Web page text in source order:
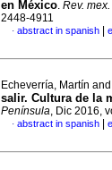
en México. Rev.
2448-4911
· abstract in spanish
Echeverría, Martín
salir. Cultura de la
Península, Dic 2016,
· abstract in spanish